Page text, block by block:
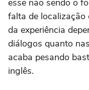
falta de
da experiência
diálogos quanto
acaba pesando
inglês.